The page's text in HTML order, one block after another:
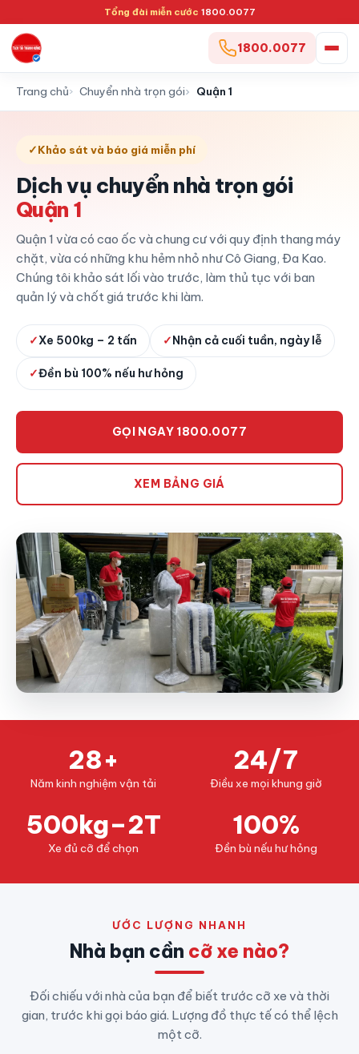
Tổng đài miễn cước 1800.0077
1800.0077
Trang chủ Chuyển nhà trọn gói Quận 1
✓Khảo sát và báo giá miễn phí
Dịch vụ chuyển nhà trọn gói
Quận 1
Quận 1 vừa có cao ốc và chung cư với quy định thang máy
chặt, vừa có những khu hẻm nhỏ như Cô Giang, Đa Kao.
Chúng tôi khảo sát lối vào trước, làm thủ tục với ban
quản lý và chốt giá trước khi làm.
✓Xe 500kg – 2 tấn ✓Nhận cả cuối tuần, ngày lễ
✓Đền bù 100% nếu hư hỏng
GỌI NGAY 1800.0077
XEM BẢNG GIÁ
28+
Năm kinh nghiệm vận tải
24/7
Điều xe mọi khung giờ
500kg–2T
Xe đủ cỡ để chọn
100%
Đền bù nếu hư hỏng
ƯỚC LƯỢNG NHANH
Nhà bạn cần cỡ xe nào?
Đối chiếu với nhà của bạn để biết trước cỡ xe và thời
gian, trước khi gọi báo giá. Lượng đồ thực tế có thể lệch
một cỡ.